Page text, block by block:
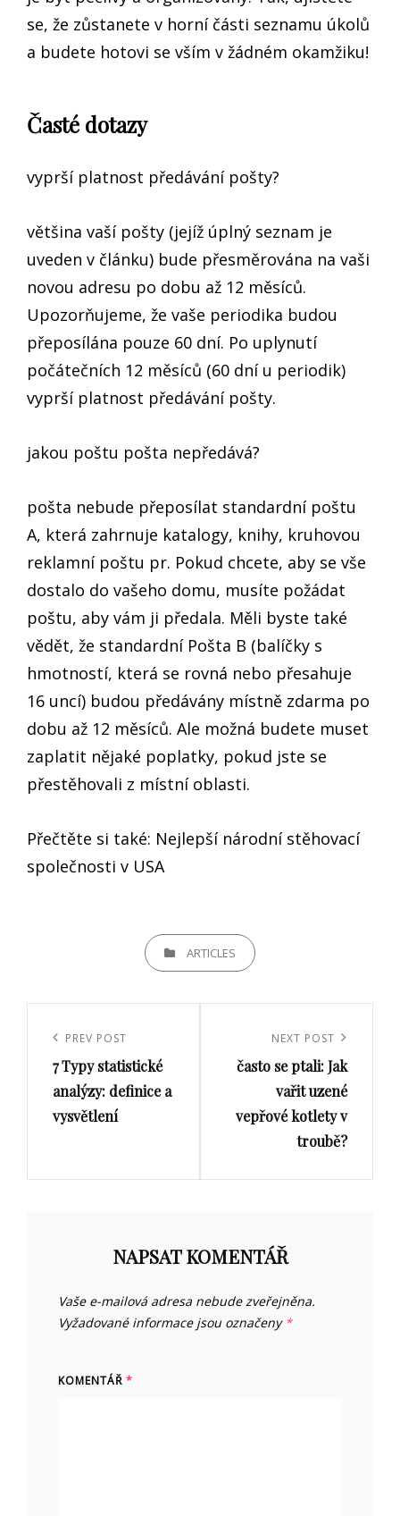
se, že zůstanete v horní části seznamu úkolů
a budete hotovi se vším v žádném okamžiku!
Časté dotazy
vyprší platnost předávání pošty?
většina vaší pošty (jejíž úplný seznam je
uveden v článku) bude přesměrována na vaši
novou adresu po dobu až 12 měsíců.
Upozorňujeme, že vaše periodika budou
přeposílána pouze 60 dní. Po uplynutí
počátečních 12 měsíců (60 dní u periodik)
vyprší platnost předávání pošty.
jakou poštu pošta nepředává?
pošta nebude přeposílat standardní poštu
A, která zahrnuje katalogy, knihy, kruhovou
reklamní poštu pr. Pokud chcete, aby se vše
dostalo do vašeho domu, musíte požádat
poštu, aby vám ji předala. Měli byste také
vědět, že standardní Pošta B (balíčky s
hmotností, která se rovná nebo přesahuje
16 uncí) budou předávány místně zdarma po
dobu až 12 měsíců. Ale možná budete muset
zaplatit nějaké poplatky, pokud jste se
přestěhovali z místní oblasti.
Přečtěte si také: Nejlepší národní stěhovací
společnosti v USA
CATEGORIESARTICLES
pro
příspěvek
Previous
Post
PREV POST
7 Typy statistické
analýzy: definice a
vysvětlení
Post
NEXT POST
často se ptali: Jak
vařit uzené
vepřové kotlety v
troubě?
NAPSAT KOMENTÁŘ
Vaše e-mailová adresa nebude zveřejněna.
Vyžadované informace jsou označeny *
KOMENTÁŘ *